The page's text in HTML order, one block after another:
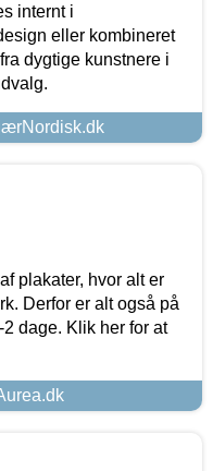
internt i
eller kombineret
dygtige kunstnere i
plakater, hvor alt er
Derfor er alt også på
dage. Klik her for at